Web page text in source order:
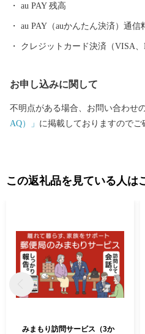
au PAY 残高
au PAY（auかんたん決済）通信
クレジットカード決済（VISA、
お申し込みに関して
不明点がある場合、お問い合わせ
AQ）」 に掲載しておりますのでご
この返礼品を見ている人は
みまもり訪問サービス（3か